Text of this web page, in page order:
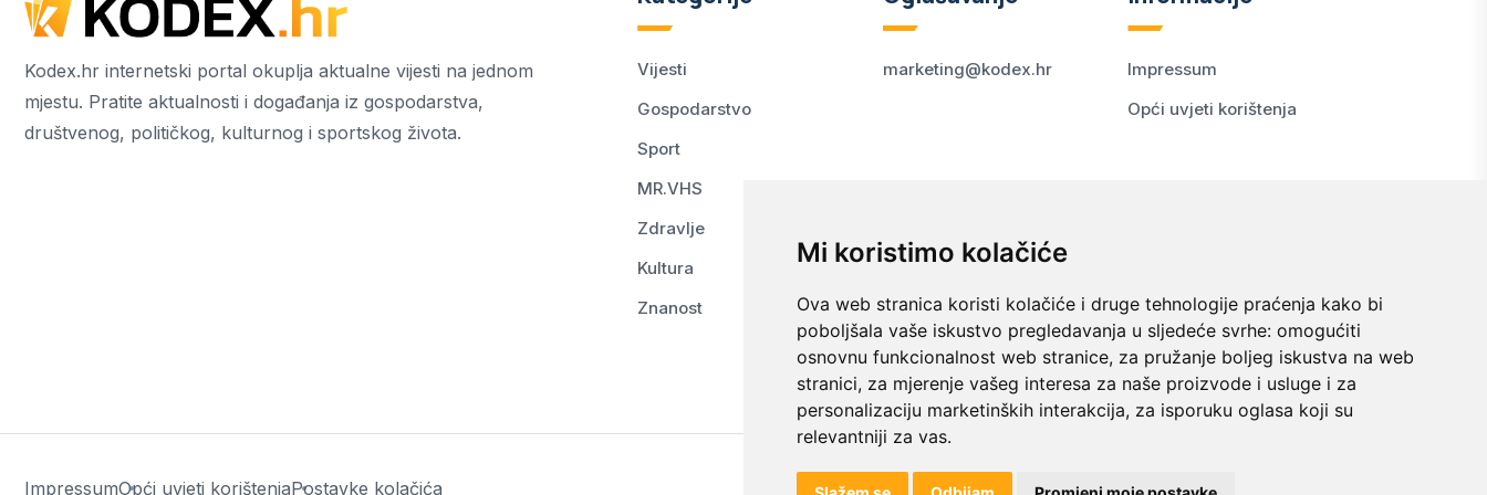
Mi koristimo kolačiće
Ova web stranica koristi kolačiće i druge tehnologije praćenja kako bi
poboljšala vaše iskustvo pregledavanja u sljedeće svrhe: omogućiti
osnovnu funkcionalnost web stranice, za pružanje boljeg iskustva na web
stranici, za mjerenje vašeg interesa za naše proizvode i usluge i za
personalizaciju marketinških interakcija, za isporuku oglasa koji su
relevantniji za vas.
Kodex.hr internetski portal okuplja aktualne vijesti na jednom
mjestu. Pratite aktualnosti i događanja iz gospodarstva,
društvenog, političkog, kulturnog i sportskog života.
Vijesti
Gospodarstvo
Sport
MR.VHS
Zdravlje
Kultura
Znanost
marketing@kodex.hr
Impressum
Opći uvjeti korištenja
ImpressumOpći uvjeti korištenjaPostavke kolačića